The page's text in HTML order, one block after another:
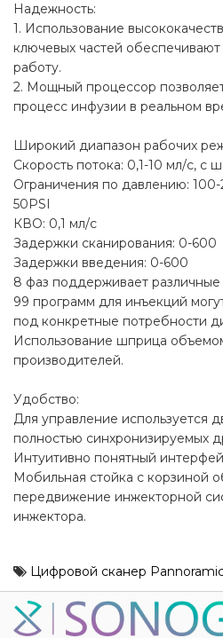
Надежность:
1. Использование
ключевых частей
работу.
2. Мощный процессор
процесс инфузии в реальном
Широкий диапазон рабочих
Скорость потока: 0,1-10 мл/с, с
Ограничения по давлению: 100-
50PSI
КВО: 0,1 мл/с
Задержки сканирования: 0-600
Задержки введения: 0-600
8 фаз поддерживает
99 программ для инъекций
под конкретные потребности
Использование шприца
производителей.
Удобство:
Для управление используется
полностью синхронизируемых
Интуитивно понятный
Мобильная стойка с корзиной
передвижение инжекторной
инжектора.
Цифровой сканер